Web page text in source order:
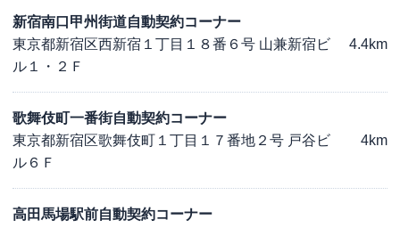
新宿南口甲州街道自動契約コーナー
東京都新宿区西新宿１丁目１８番６号 山兼新宿ビ
ル１・２Ｆ
4.4km
歌舞伎町一番街自動契約コーナー
東京都新宿区歌舞伎町１丁目１７番地２号 戸谷ビ
ル６Ｆ
4km
高田馬場駅前自動契約コーナー